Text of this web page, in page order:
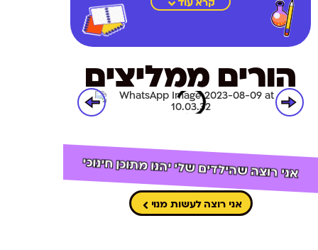
קרא עוד
הורים ממליצים
אני רוצה שהילדים שלי יהנו מתוכן חינוכי
אני רוצה לעשות מנוי